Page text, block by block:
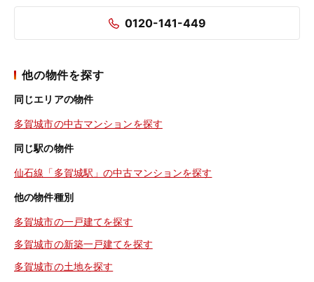
0120-141-449
他の物件を探す
同じエリアの物件
多賀城市の中古マンションを探す
同じ駅の物件
仙石線「多賀城駅」の中古マンションを探す
他の物件種別
多賀城市の一戸建てを探す
多賀城市の新築一戸建てを探す
多賀城市の土地を探す